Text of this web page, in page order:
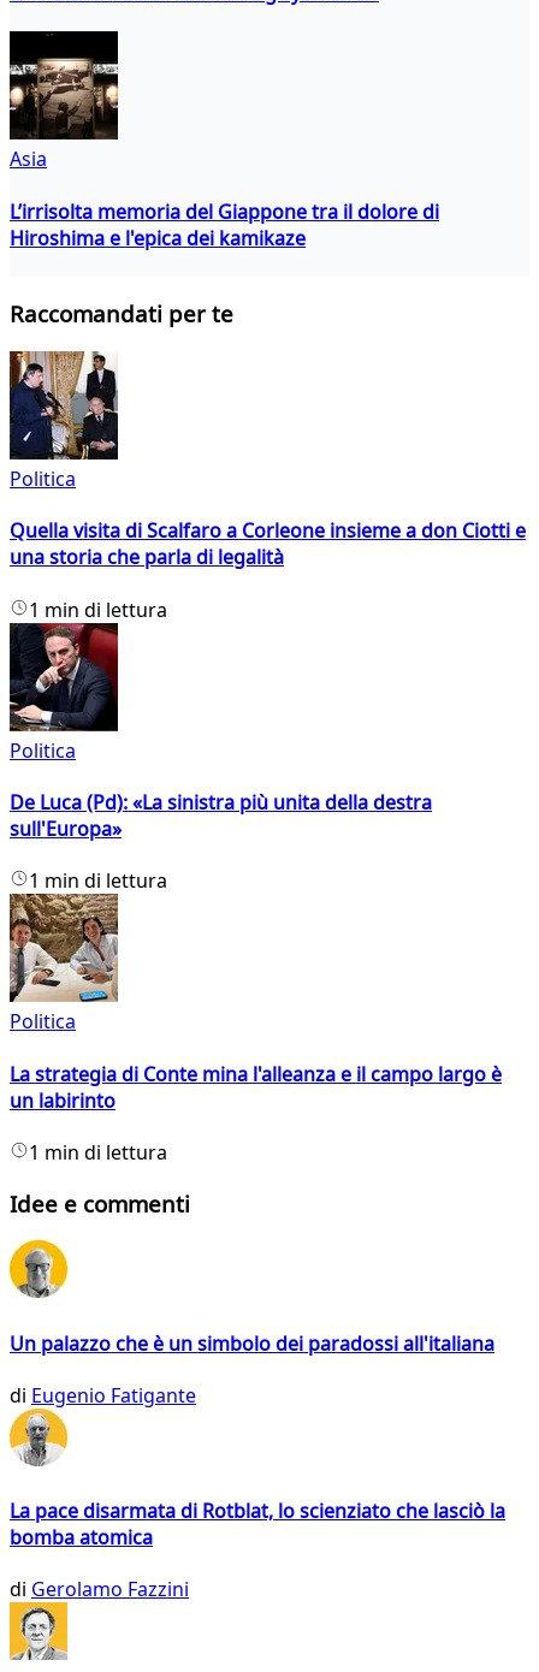
Asia
L’irrisolta memoria del Giappone tra il dolore di
Hiroshima e l'epica dei kamikaze
Raccomandati per te
Politica
Quella visita di Scalfaro a Corleone insieme a don Ciotti e
una storia che parla di legalità
1 min di lettura
Politica
De Luca (Pd): «La sinistra più unita della destra
sull'Europa»
1 min di lettura
Politica
La strategia di Conte mina l'alleanza e il campo largo è
un labirinto
1 min di lettura
Idee e commenti
Un palazzo che è un simbolo dei paradossi all'italiana
di Eugenio Fatigante
La pace disarmata di Rotblat, lo scienziato che lasciò la
bomba atomica
di Gerolamo Fazzini